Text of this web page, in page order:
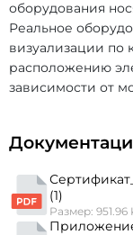
оборудования
Реальное
визуализации по
расположению
зависимости от
(1)
Размер: 951.96